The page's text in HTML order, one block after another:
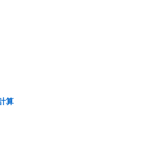
算